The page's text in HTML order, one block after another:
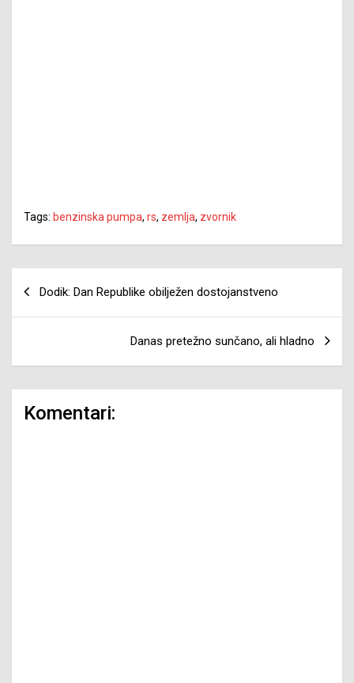
Tags: benzinska pumpa, rs, zemlja, zvornik
Dodik: Dan Republike obilježen dostojanstveno
Danas pretežno sunčano, ali hladno
Komentari: